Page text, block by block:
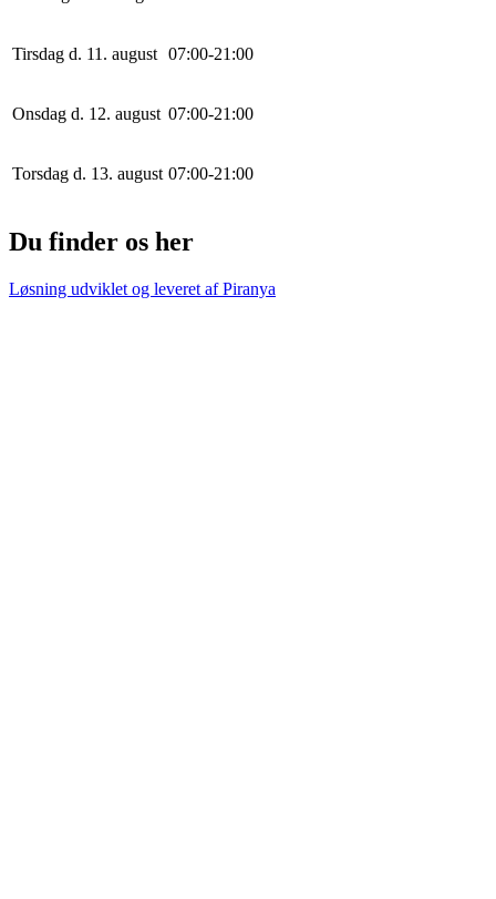
Tirsdag d. 11. august 07:00-21 :00
Onsdag d. 12. august 07:00-21 :00
Torsdag d. 13. august 07:00-21 :00
Du finder os her
Løsning udviklet og leveret afPiranya